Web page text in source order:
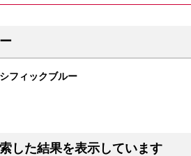
フィックブルー
した結果を表示しています